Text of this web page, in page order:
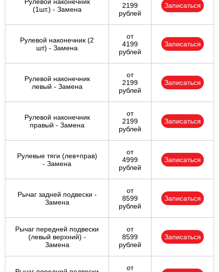
Рулевой наконечник
(1шт.) - Замена
2199
рублей
Записаться
Рулевой наконечник (2
шт) - Замена
от
4199
рублей
Записаться
Рулевой наконечник
левый - Замена
от
2199
рублей
Записаться
Рулевой наконечник
правый - Замена
от
2199
рублей
Записаться
Рулевые тяги (лев+прав)
- Замена
от
4999
рублей
Записаться
Рычаг задней подвески -
Замена
от
8599
рублей
Записаться
Рычаг передней подвески
(левый верхний) -
Замена
от
8599
рублей
Записаться
от